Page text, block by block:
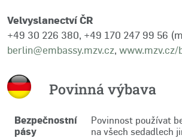
Velvyslanectví ČR
+49 30 226 380, +49 170 247 99 56
berlin@embassy.mzv.cz, www.mzv.cz/
Povinná výbava
Bezpečnostní
pásy
Povinnost používat
na všech sedadlech